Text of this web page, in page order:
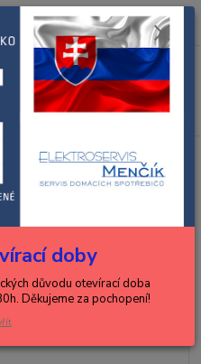
Menu
Hledat
0ks
za0,00 Kč
ke kuchyňskému kráječi
doby
důvodu otevírací doba
Děkujeme za pochopení!